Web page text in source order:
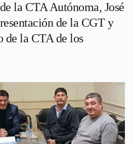
la CTA Autónoma, José
de la CGT y
de la CTA de los